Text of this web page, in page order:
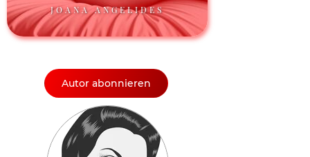
JOANA ANGELIDES
Autor abonnieren